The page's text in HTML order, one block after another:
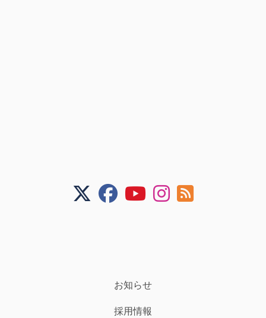
お知らせ
採用情報